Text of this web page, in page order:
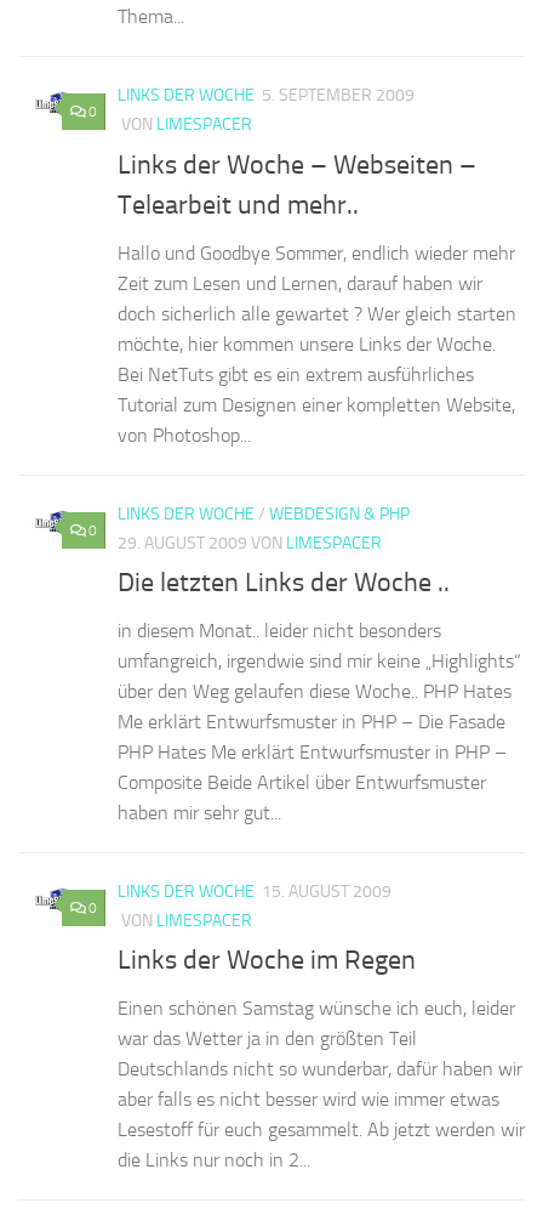
Thema...
0
LINKS DER WOCHE 5. SEPTEMBER 2009
VON LIMESPACER
Links der Woche – Webseiten –
Telearbeit und mehr..
Hallo und Goodbye Sommer, endlich wieder mehr
Zeit zum Lesen und Lernen, darauf haben wir
doch sicherlich alle gewartet ? Wer gleich starten
möchte, hier kommen unsere Links der Woche.
Bei NetTuts gibt es ein extrem ausführliches
Tutorial zum Designen einer kompletten Website,
von Photoshop...
0
LINKS DER WOCHE / WEBDESIGN & PHP
29. AUGUST 2009 VON LIMESPACER
Die letzten Links der Woche ..
in diesem Monat.. leider nicht besonders
umfangreich, irgendwie sind mir keine „Highlights“
über den Weg gelaufen diese Woche.. PHP Hates
Me erklärt Entwurfsmuster in PHP – Die Fasade
PHP Hates Me erklärt Entwurfsmuster in PHP –
Composite Beide Artikel über Entwurfsmuster
haben mir sehr gut...
0
LINKS DER WOCHE 15. AUGUST 2009
VON LIMESPACER
Links der Woche im Regen
Einen schönen Samstag wünsche ich euch, leider
war das Wetter ja in den größten Teil
Deutschlands nicht so wunderbar, dafür haben wir
aber falls es nicht besser wird wie immer etwas
Lesestoff für euch gesammelt. Ab jetzt werden wir
die Links nur noch in 2...